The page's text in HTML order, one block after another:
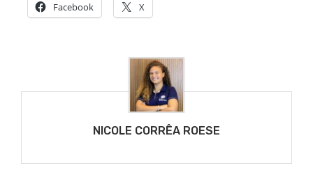
Facebook X
NICOLE CORRÊA ROESE